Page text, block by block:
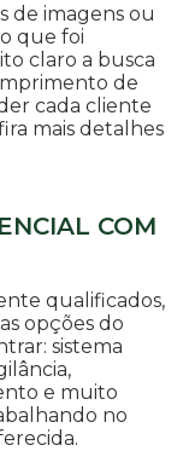
de imagens ou
que foi
claro a busca
de
cada cliente
mais detalhes
COM
qualificados,
opções do
sistema
e muito
no